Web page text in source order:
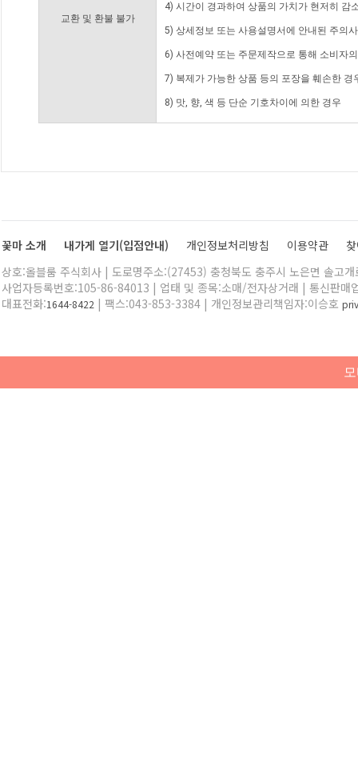
교환 및 환불 불가
4) 시간이 경과하여 상품의 가치가 현저히 감
5) 상세정보 또는 사용설명서에 안내된 주의
6) 사전예약 또는 주문제작으로 통해 소비자
7) 복제가 가능한 상품 등의 포장을 훼손한 경
8) 맛, 향, 색 등 단순 기호차이에 의한 경우
꽃마 소개 내가게 열기(입점안내) 개인정보처리방침 이용약관
상호:올블룸 주식회사 | 도로명주소:(27453) 충청북도 충주시 노은면 솔고
사업자등록번호:105-86-84013 | 업태 및 종목:소매/전자상거래 | 통신판매
대표전화:1644-8422 | 팩스:043-853-3384 | 개인정보관리책임자:이승호